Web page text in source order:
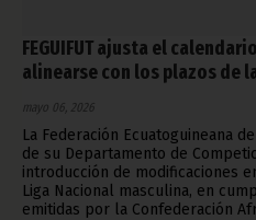
FEGUIFUT ajusta el
alinearse con los plazos de la
mayo 06, 2026
La Federación Ecuatoguineana
de su Departamento de
introducción de modificaciones
Liga Nacional masculina, en
emitidas por la Confederación